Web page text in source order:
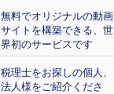
無料でオリジナルの動画
サイトを構築できる、世
界初のサービスです
税理士をお探しの個人、
法人様をご紹介くださ